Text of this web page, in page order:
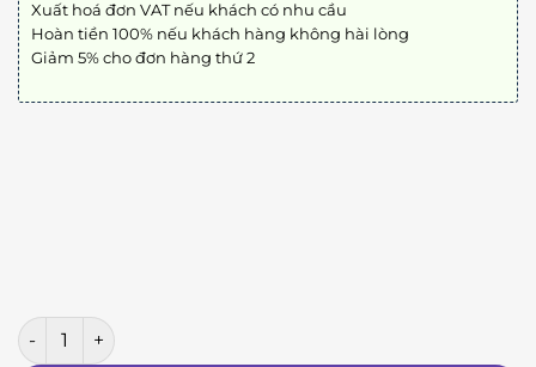
Xuất hoá đơn VAT nếu khách có nhu cầu
Hoàn tiền 100% nếu khách hàng không hài lòng
Giảm 5% cho đơn hàng thứ 2
Khai Trương Hồng Phát 135 số lượng